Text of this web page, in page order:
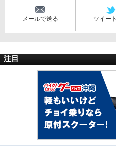
メールで送る ツイー
注目